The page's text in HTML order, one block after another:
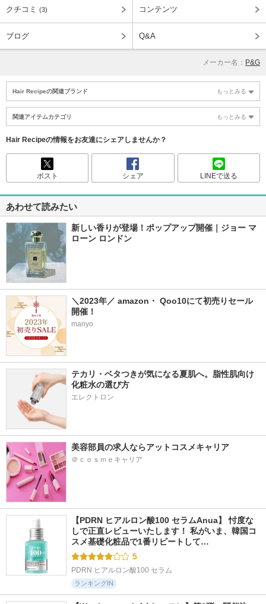
クチコミ (3) コンテンツ
ブログ Q&A
メーカー名： P&G
Hair Recipeの関連ブランド もっとみる
関連アイテムカテゴリ もっとみる
Hair Recipeの情報をお友達にシェアしませんか？
ポスト シェア LINEで送る
あわせて読みたい
新しい香りが登場！ポップアップ開催｜ジョー マ
ローン ロンドン
＼2023年／ amazon・ Qoo10にて初売りセール
開催！
manyo
テカリ・ベタつきが気になる夏肌へ。脂性肌向け
化粧水の選び方
エレクトロン
美容部員の求人ならアットコスメキャリア
＠ｃｏｓｍｅキャリア
【PDRN ヒアルロン酸100 セラムAnua】 忖度な
しで正直レビューいたします！ 私がいま、韓国コ
スメ基礎化粧品で1番リピートして…
5
PDRN ヒアルロン酸100 セラム
ランキングIN